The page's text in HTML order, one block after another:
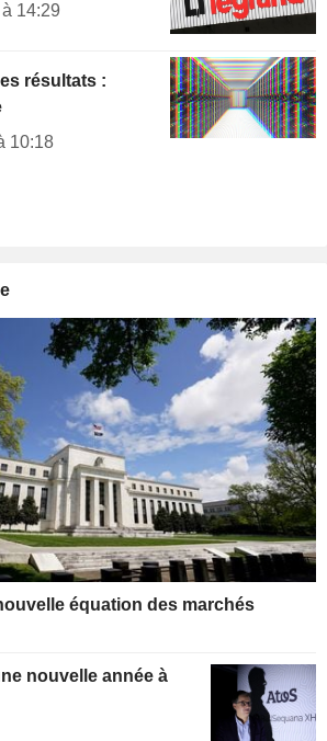
14:29
résultats :
10:18
équation des marchés